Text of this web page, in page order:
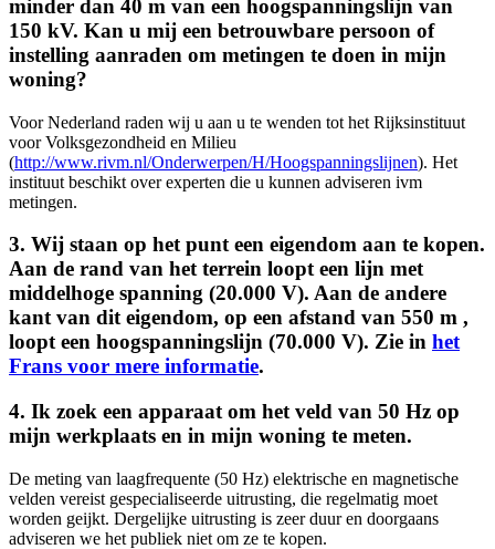
minder dan 40 m van een hoogspanningslijn van
150 kV. Kan u mij een betrouwbare persoon of
instelling aanraden om metingen te doen in mijn
woning?
Voor Nederland raden wij u aan u te wenden tot het Rijksinstituut
voor Volksgezondheid en Milieu
(http://www.rivm.nl/Onderwerpen/H/Hoogspanningslijnen). Het
instituut beschikt over experten die u kunnen adviseren ivm
metingen.
3. Wij staan op het punt een eigendom aan te kopen.
Aan de rand van het terrein loopt een lijn met
middelhoge spanning (20.000 V). Aan de andere
kant van dit eigendom, op een afstand van 550 m ,
loopt een hoogspanningslijn (70.000 V). Zie in het
Frans voor mere informatie.
4. Ik zoek een apparaat om het veld van 50 Hz op
mijn werkplaats en in mijn woning te meten.
De meting van laagfrequente (50 Hz) elektrische en magnetische
velden vereist gespecialiseerde uitrusting, die regelmatig moet
worden geijkt. Dergelijke uitrusting is zeer duur en doorgaans
adviseren we het publiek niet om ze te kopen.